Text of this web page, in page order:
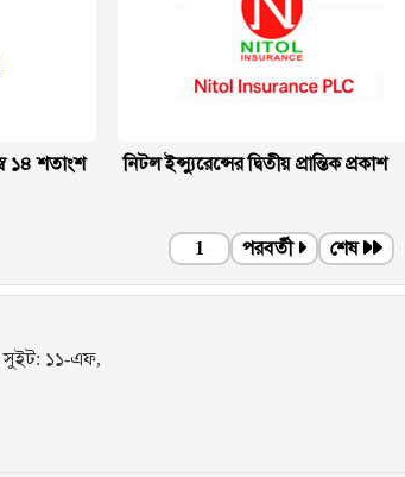
১৪ শতাংশ
নিটল ইন্স্যুরেন্সের দ্বিতীয় প্রান্তিক প্রকাশ
1 পরবর্তী শেষ
সুইট: ১১-এফ,